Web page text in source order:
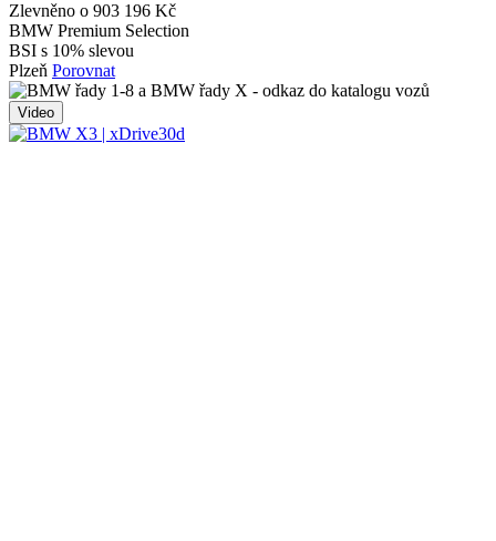
Zlevněno o 903 196 Kč
BMW Premium Selection
BSI s 10% slevou
Plzeň Porovnat
Video